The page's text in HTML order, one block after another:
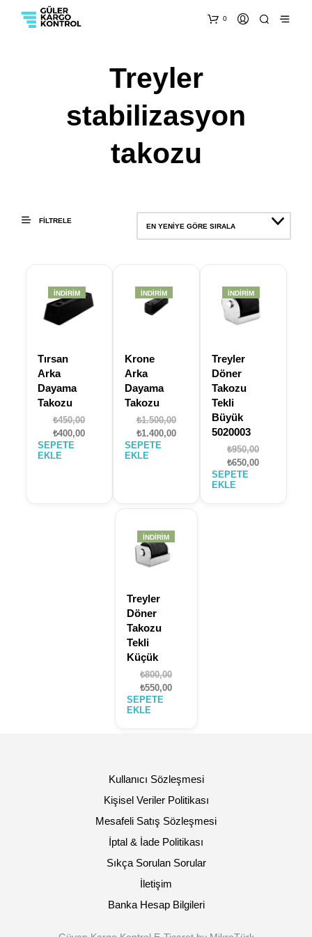
0
Treyler
stabilizasyon
takozu
FILTRELE
EN YENIYE GÖRE SIRALA
İNDIRIM
Tırsan
Arka
Dayama
Takozu
₺450,00Orijinal
fiyat:
₺400,00Şu
SEPETE
EKLE
İNDIRIM
Krone
Arka
Dayama
Takozu
₺1.500,00Orijinal
fiyat:
₺1.400,00Şu
₺1.400,00.
SEPETE
EKLE
İNDIRIM
Treyler
Döner
Takozu
Tekli
Büyük
5020003
₺950,00Orijinal
fiyat:
₺650,00Şu
SEPETE
EKLE
İNDIRIM
Treyler
Döner
Takozu
Tekli
Küçük
₺800,00Orijinal
fiyat:
₺550,00Şu
SEPETE
EKLE
Kullanıcı Sözleşmesi
Kişisel Veriler Politikası
Mesafeli Satış Sözleşmesi
İptal & İade Politikası
Sıkça Sorulan Sorular
İletişim
Banka Hesap Bilgileri